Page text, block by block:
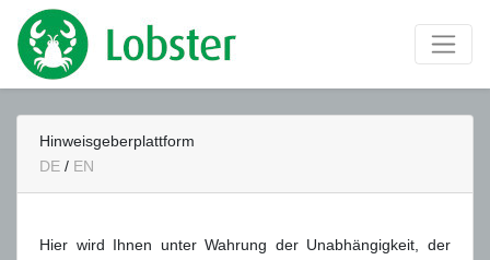
Hinweisgeberplattform
DE / EN
Hier wird Ihnen unter Wahrung der Unabhängigkeit, der